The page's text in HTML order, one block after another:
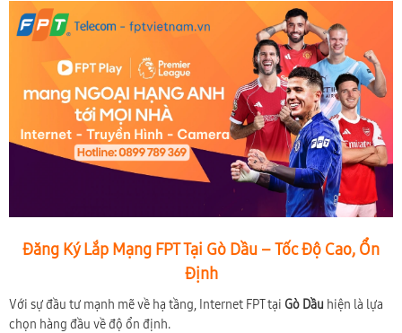
Đăng Ký Lắp Mạng FPT Tại Gò Dầu – Tốc Độ Cao, Ổn
Định
Với sự đầu tư mạnh mẽ về hạ tầng, Internet FPT tại Gò Dầu hiện là lựa
chọn hàng đầu về độ ổn định.